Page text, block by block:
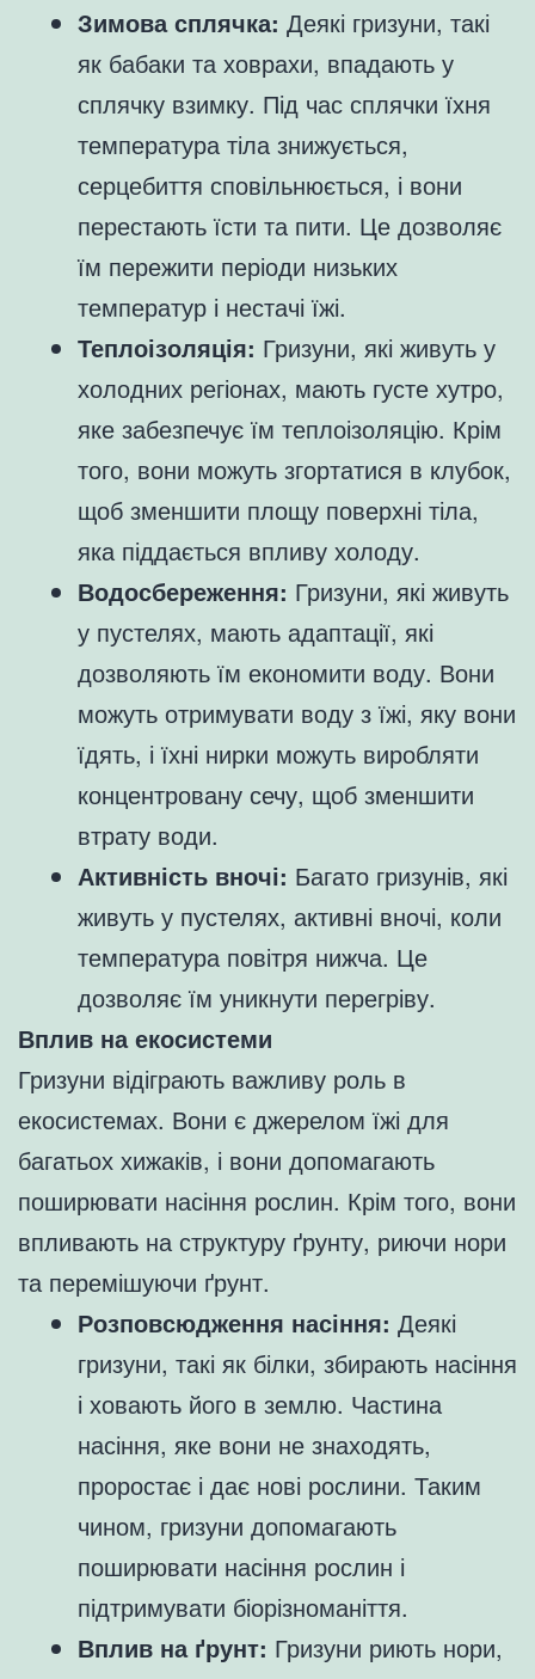
Зимова сплячка: Деякі гризуни, такі
як бабаки та ховрахи, впадають у
сплячку взимку. Під час сплячки їхня
температура тіла знижується,
серцебиття сповільнюється, і вони
перестають їсти та пити. Це дозволяє
їм пережити періоди низьких
температур і нестачі їжі.
Теплоізоляція: Гризуни, які живуть у
холодних регіонах, мають густе хутро,
яке забезпечує їм теплоізоляцію. Крім
того, вони можуть згортатися в клубок,
щоб зменшити площу поверхні тіла,
яка піддається впливу холоду.
Водосбереження: Гризуни, які живуть
у пустелях, мають адаптації, які
дозволяють їм економити воду. Вони
можуть отримувати воду з їжі, яку вони
їдять, і їхні нирки можуть виробляти
концентровану сечу, щоб зменшити
втрату води.
Активність вночі: Багато гризунів, які
живуть у пустелях, активні вночі, коли
температура повітря нижча. Це
дозволяє їм уникнути перегріву.
Вплив на екосистеми
Гризуни відіграють важливу роль в
екосистемах. Вони є джерелом їжі для
багатьох хижаків, і вони допомагають
поширювати насіння рослин. Крім того, вони
впливають на структуру ґрунту, риючи нори
та перемішуючи ґрунт.
Розповсюдження насіння: Деякі
гризуни, такі як білки, збирають насіння
і ховають його в землю. Частина
насіння, яке вони не знаходять,
проростає і дає нові рослини. Таким
чином, гризуни допомагають
поширювати насіння рослин і
підтримувати біорізноманіття.
Вплив на ґрунт: Гризуни риють нори,